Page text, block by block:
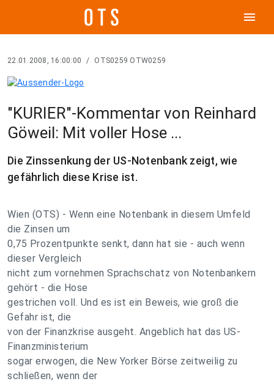
menu
22.01.2008, 16:00:00 / OTS0259 OTW0259
"KURIER"-Kommentar von Reinhard
Göweil: Mit voller Hose ...
Die Zinssenkung der US-Notenbank zeigt, wie
gefährlich diese Krise ist.
Wien (OTS) - Wenn eine Notenbank in diesem Umfeld
die Zinsen um
0,75 Prozentpunkte senkt, dann hat sie - auch wenn
dieser Vergleich
nicht zum vornehmen Sprachschatz von Notenbankern
gehört - die Hose
gestrichen voll. Und es ist ein Beweis, wie groß die
Gefahr ist, die
von der Finanzkrise ausgeht. Angeblich hat das US-
Finanzministerium
sogar erwogen, die New Yorker Börse zeitweilig zu
schließen, wenn der